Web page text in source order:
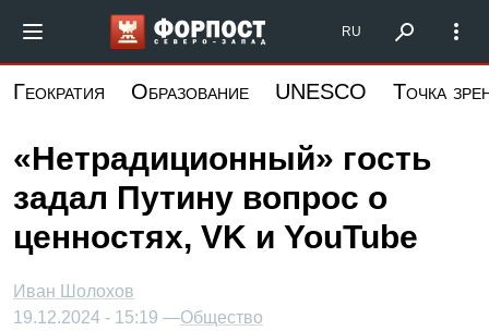
основному
Форпост Северо-Запад
RU
Геократия Образование UNESCO Точка
«Нетрадиционный» гость
задал Путину вопрос о
ценностях, VK и YouTube
Иван Шолохов
19.12.2024 - 15:19 —Общество